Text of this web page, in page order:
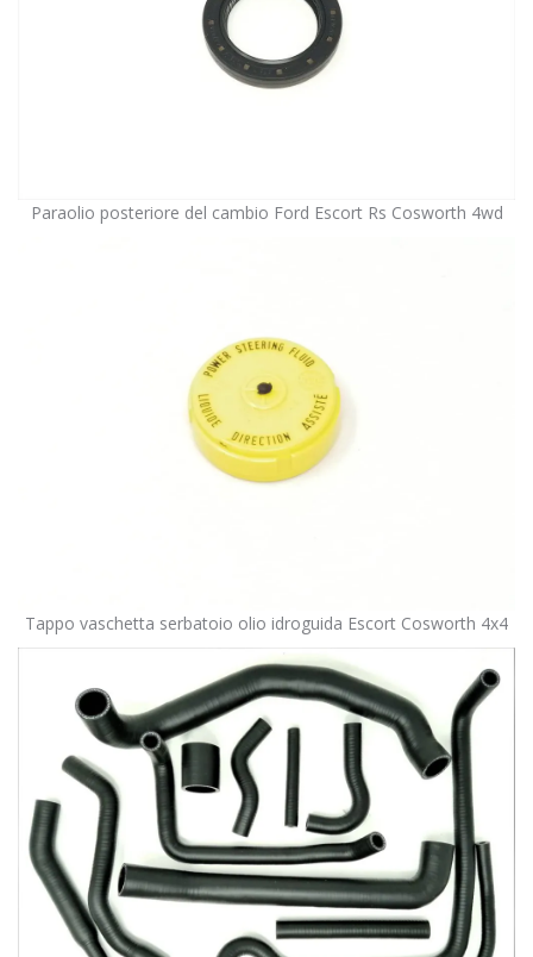
Paraolio posteriore del cambio Ford Escort Rs Cosworth 4wd
Tappo vaschetta serbatoio olio idroguida Escort Cosworth 4x4